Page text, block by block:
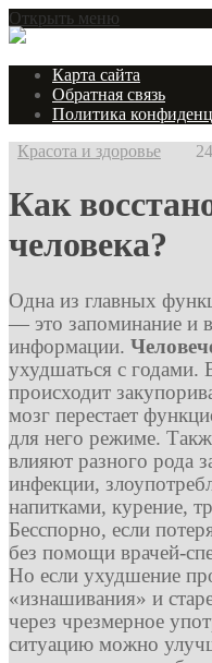
Открыть меню
Карта сайта
Обратная связь
Политика
Красота и здоровье
Как
человека?
Одна из главных
— это запоминание и
информации.
ухудшаться с годами.
происходит
мозг перестает
для него режиме.
влияют разного рода
инфекции,
напитками, курение,
Бесспорно, если
без помощи врачей-
Но если ухудшение
«изнашивания» и
через чрезмерное
ситуацию можно